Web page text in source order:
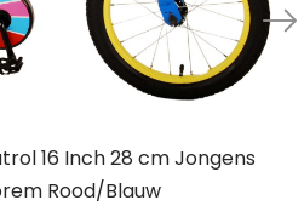
16 Inch 28 cm Jongens
Rood/Blauw